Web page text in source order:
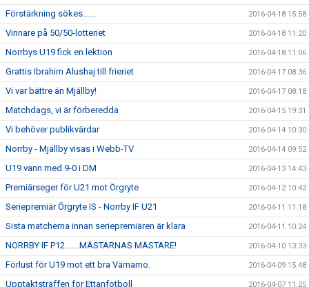
Förstärkning sökes...... 2016-04-18 15:58
Vinnare på 50/50-lotteriet 2016-04-18 11:20
Norrbys U19 fick en lektion 2016-04-18 11:06
Grattis Ibrahim Alushaj till frieriet 2016-04-17 08:36
Vi var bättre än Mjällby! 2016-04-17 08:18
Matchdags, vi är förberedda 2016-04-15 19:31
Vi behöver publikvärdar 2016-04-14 10:30
Norrby - Mjällby visas i Webb-TV 2016-04-14 09:52
U19 vann med 9-0 i DM 2016-04-13 14:43
Premiärseger för U21 mot Örgryte 2016-04-12 10:42
Seriepremiär Örgryte IS - Norrby IF U21 2016-04-11 11:18
Sista matcherna innan seriepremiären är klara 2016-04-11 10:24
NORRBY IF P12.......MÄSTARNAS MÄSTARE! 2016-04-10 13:33
Förlust för U19 mot ett bra Värnamo. 2016-04-09 15:48
Upptaktsträffen för Ettanfotboll 2016-04-07 11:25